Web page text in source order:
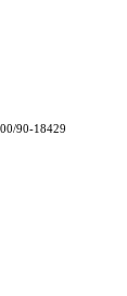
90-18429